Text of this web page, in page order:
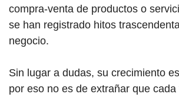
compra-venta de productos o
se han registrado hitos
negocio.
Sin lugar a dudas, su crecimiento
por eso no es de extrañar que